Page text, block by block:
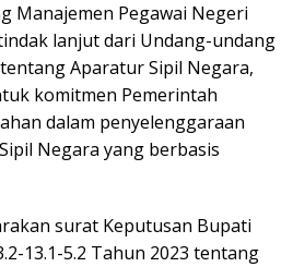
Manajemen Pegawai Negeri
lanjut dari Undang-undang
Aparatur Sipil Negara,
komitmen Pemerintah
dalam penyelenggaraan
Negara yang berbasis
surat Keputusan Bupati
13.1-5.2 Tahun 2023 tentang